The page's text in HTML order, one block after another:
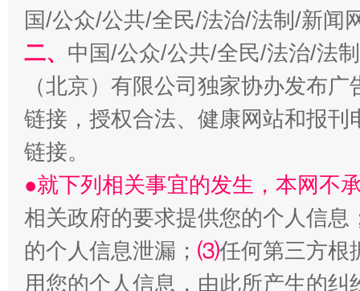
国/公众/公共/全民/法治/法制/新闻
二、 中国/公众/公共/全民/法治/法
（北京）有限公司独家协办发布
链接，授权合法、健康网站和报
链接。
●就下列相关事宜的发生，本网不
相关政府的要求提供您的个人信息
的个人信息泄漏； ⑶任何第三方根
用您的个人信息，由此所产生的纠